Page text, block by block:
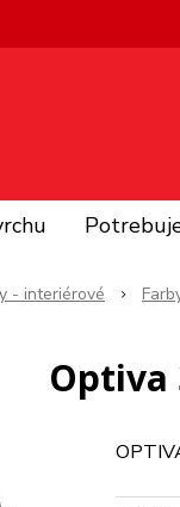
- interiérové
Optiva